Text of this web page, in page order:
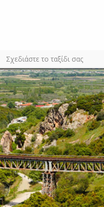
Σχεδιάστε το ταξίδι σας